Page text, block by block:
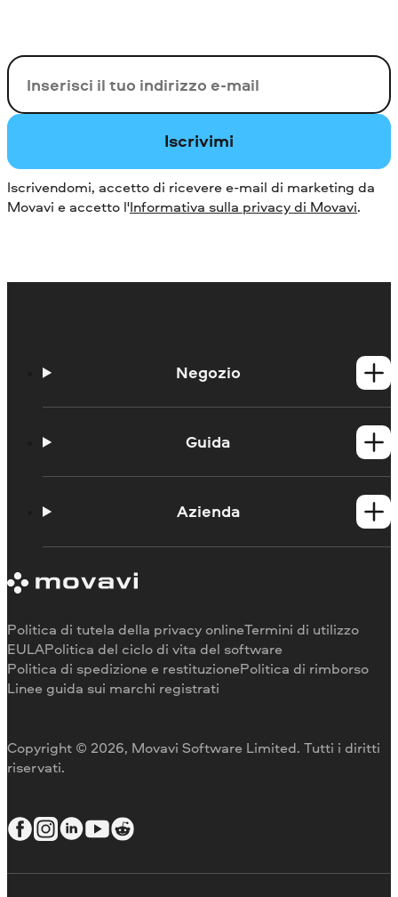
La tua e-mail
Iscrivimi
Iscrivendomi, accetto di ricevere e-mail di marketing da
Movavi e accetto l'Informativa sulla privacy di Movavi.
Negozio
Prodotti per Mac
Guida
Portale didattico
Limitazioni della versione di prova
Rimborso
Azienda
Testimonianze
Perché scegliere noi
Per il lavoro
Copyright © 2026, Movavi Software Limited. Tutti i diritti
riservati.
Politica di tutela della privacy onlineTermini di utilizzo
EULAPolitica del ciclo di vita del software
Politica di spedizione e restituzionePolitica di rimborso
Linee guida sui marchi registrati